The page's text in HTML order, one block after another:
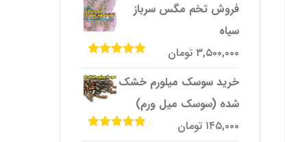
فروش تخم مگس سرباز
سیاه
۳,۵۰۰,۰۰۰ تومان
خرید سوسک میلورم خشک
شده (سوسک میل ورم)
۱۴۵,۰۰۰ تومان